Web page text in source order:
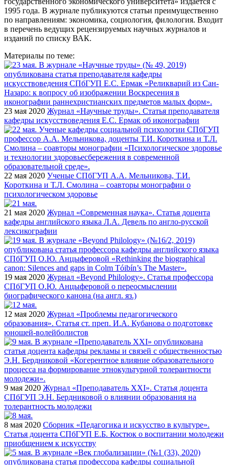
1995 года. В журнале публикуются статьи преимущественно
по направлениям: экономика, социология, филология. Входит
в перечень ведущих рецензируемых научных журналов и
изданий по списку ВАК.
Материалы по теме:
23 мая 2020 Журнал «Научные труды». Статья преподавателя
кафедры искусствоведения Е.С. Ермак об иконографии
22 мая 2020 Ученые СПбГУП А.А. Мельникова, Т.И.
Короткина и Т.Л. Смолина – соавторы монографии о
психологическом здоровье
21 мая 2020 Журнал «Современная наука». Статья доцента
кафедры английского языка Л.А. Девель по англо-русской
лексикографии
19 мая 2020 Журнал «Beyond Philology». Статья профессора
СПбГУП О.Ю. Анцыферовой о переосмыслении
биографического канона (на англ. яз.)
12 мая 2020 Журнал «Проблемы педагогического
образования». Статья ст. преп. И.А. Кубанова о подготовке
юношей-волейболистов
9 мая 2020 Журнал «Преподаватель XXI». Статья доцента
СПбГУП Э.Н. Бердниковой о влиянии образования на
толерантность молодежи
8 мая 2020 Сборник «Педагогика и искусство в культуре».
Статья доцента СПбГУП Е.Б. Костюк о воспитании молодежи
приобщением к искусству